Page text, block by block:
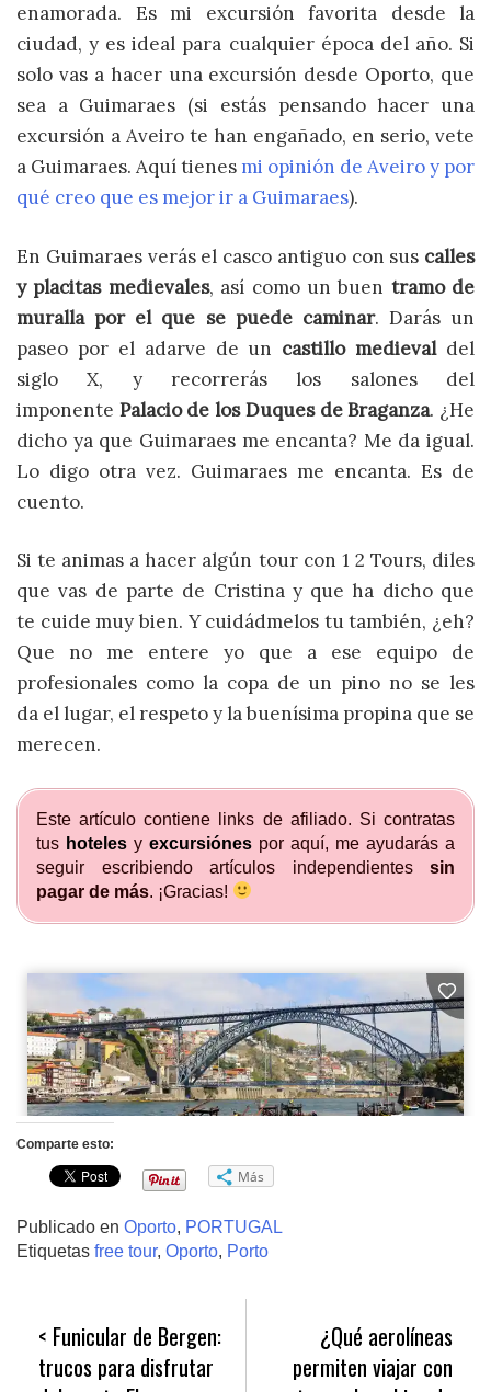
enamorada. Es mi excursión favorita desde la
ciudad, y es ideal para cualquier época del año. Si
solo vas a hacer una excursión desde Oporto, que
sea a Guimaraes (si estás pensando hacer una
excursión a Aveiro te han engañado, en serio, vete
a Guimaraes. Aquí tienes mi opinión de Aveiro y por
qué creo que es mejor ir a Guimaraes).
En Guimaraes verás el casco antiguo con sus calles
y placitas medievales, así como un buen tramo de
muralla por el que se puede caminar. Darás un
paseo por el adarve de un castillo medievaldel
siglo X, y recorrerás los salones del
imponente Palacio de los Duques de Braganza. ¿He
dicho ya que Guimaraes me encanta? Me da igual.
Lo digo otra vez. Guimaraes me encanta. Es de
cuento.
Si te animas a hacer algún tour con 1 2 Tours, diles
que vas de parte de Cristina y que ha dicho que
te cuide muy bien. Y cuidádmelos tu también, ¿eh?
Que no me entere yo que a ese equipo de
profesionales como la copa de un pino no se les
da el lugar, el respeto y la buenísima propina que se
merecen.
Este artículo contiene links de afiliado. Si contratas
tus hoteles y excursiónes por aquí, me ayudarás a
seguir escribiendo artículos independientes sin
pagar de más. ¡Gracias!
Comparte esto:
Más
Publicado en Oporto, PORTUGAL
Etiquetas free tour, Oporto, Porto
Navegación
de
Funicular de Bergen:
trucos para disfrutar
¿Qué aerolíneas
permiten viajar con